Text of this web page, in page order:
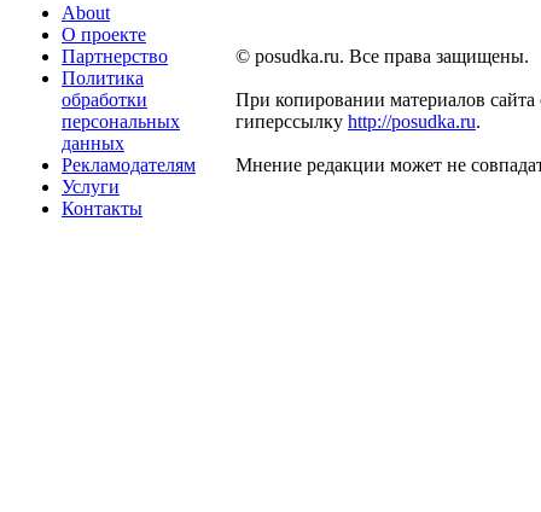
About
О проекте
Партнерство
Политика
обработки
персональных
данных
Рекламодателям
Услуги
Контакты
© posudka.ru. Все права защищены.
При копировании материалов сайта
гиперссылку http://posudka.ru.
Мнение редакции может не